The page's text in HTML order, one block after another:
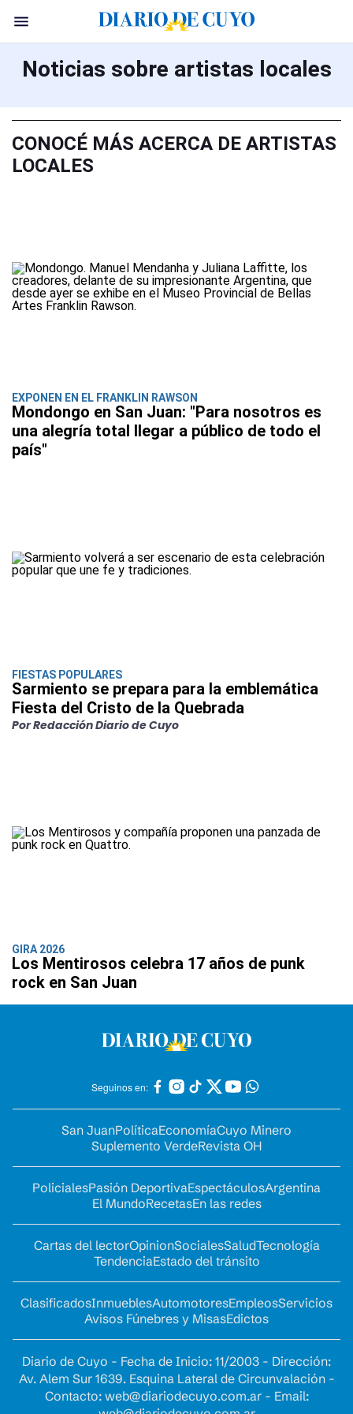
Noticias sobre artistas locales
CONOCÉ MÁS ACERCA DE ARTISTAS
LOCALES
EXPONEN EN EL FRANKLIN RAWSON
Mondongo en San Juan: "Para nosotros es
una alegría total llegar a público de todo el
país"
FIESTAS POPULARES
Sarmiento se prepara para la emblemática
Fiesta del Cristo de la Quebrada
Por Redacción Diario de Cuyo
GIRA 2026
Los Mentirosos celebra 17 años de punk
rock en San Juan
Seguinos en:
San JuanPolíticaEconomíaCuyo Minero
Suplemento VerdeRevista OH
PolicialesPasión DeportivaEspectáculosArgentina
El MundoRecetasEn las redes
Cartas del lectorOpinionSocialesSaludTecnología
TendenciaEstado del tránsito
ClasificadosInmueblesAutomotoresEmpleosServicios
Avisos Fúnebres y MisasEdictos
Diario de Cuyo - Fecha de Inicio: 11/2003 - Dirección:
Av. Alem Sur 1639. Esquina Lateral de Circunvalación -
Contacto: web@diariodecuyo.com.ar- Email: